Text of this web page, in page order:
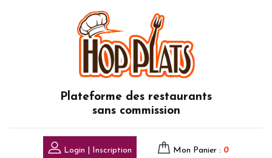
Plateforme des restaurants
sans commission
Login | Inscription Mon Panier : 0